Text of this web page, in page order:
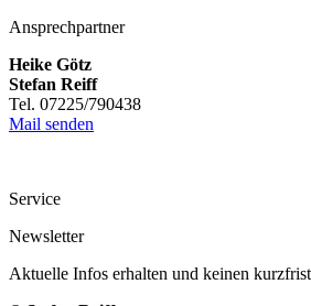
Ansprechpartner
Heike Götz
Stefan Reiff
Tel. 07225/790438
Mail senden
Service
Newsletter
Aktuelle Infos erhalten und keinen